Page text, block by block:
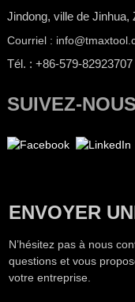
Jindong, ville de Jinhua,
Courriel :
Tél. : +86-579-82923707
SUIVEZ-NOUS
ENVOYER
N’hésitez pas à nous
questions et vous
votre entreprise.